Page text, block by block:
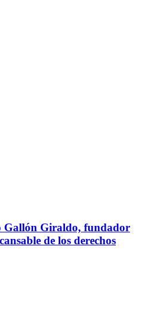
Gallón Giraldo, fundador
de los derechos